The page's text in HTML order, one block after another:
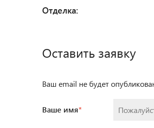
Отделка:
Оставить заявку
Ваш email не будет
Ваше имя*